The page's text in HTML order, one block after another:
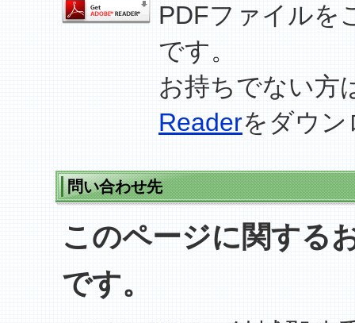
PDFファイルを
です。
お持ちでない方
Readerをダウ
問い合わせ先
このページに関する
です。